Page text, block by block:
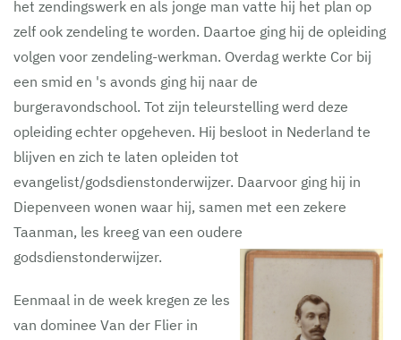
het zendingswerk en als jonge man vatte hij het plan op
zelf ook zendeling te worden. Daartoe ging hij de opleiding
volgen voor zendeling-werkman. Overdag werkte Cor bij
een smid en 's avonds ging hij naar de
burgeravondschool. Tot zijn teleurstelling werd deze
opleiding echter opgeheven. Hij besloot in Nederland te
blijven en zich te laten opleiden tot
evangelist/godsdienstonderwijzer. Daarvoor ging hij in
Diepenveen wonen waar hij, samen met een zekere
Taanman, les kreeg van een oudere
godsdienstonderwijzer.
Eenmaal in de week kregen ze les
van dominee Van der Flier in